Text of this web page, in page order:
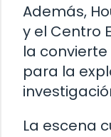
Además,
y el Centro
la
para la
La escena